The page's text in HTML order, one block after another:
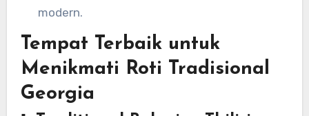
modern.
Tempat Terbaik untuk
Menikmati Roti Tradisional
Georgia